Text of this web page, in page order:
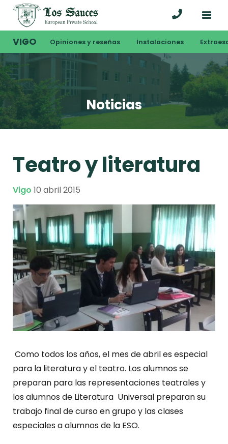
VIGO Opiniones y reseñas Instalaciones
Noticias
Teatro y literatura
Vigo 10 abril 2015
Como todos los años, el mes de abril es especial
para la literatura y el teatro. Los alumnos se
preparan para las representaciones teatrales y
los alumnos de Literatura Universal preparan su
trabajo final de curso en grupo y las clases
especiales a alumnos de la ESO.